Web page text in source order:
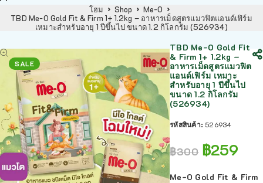
โฮม Shop
Me-O
TBD Me-O Gold Fit & Firm 1+ 1.2kg – อาหารเม็ดสูตรแมวฟิตแอนด์เฟิร์ม
เหมาะสำหรับอายุ 1 ปีขึ้นไป ขนาด 1.2 กิโลกรัม (526934)
SALE
TBD Me-O Gold Fit
& Firm 1+ 1.2kg –
อาหารเม็ดสูตรแมวฟิต
แอนด์เฟิร์ม เหมาะ
สำหรับอายุ 1 ปีขึ้นไป
ขนาด 1.2 กิโลกรัม
(526934)
รหัสสินค้า: 526934
฿300 ฿259
Me-O Gold Fit & Firm